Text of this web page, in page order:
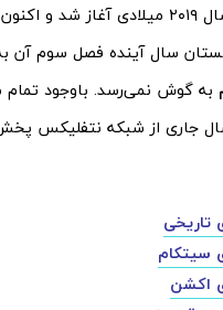
سال آینده فصل سوم آن
به گوش نمی‌رسد. باوجود تمام
تاریخی
سیتکام
اکشن